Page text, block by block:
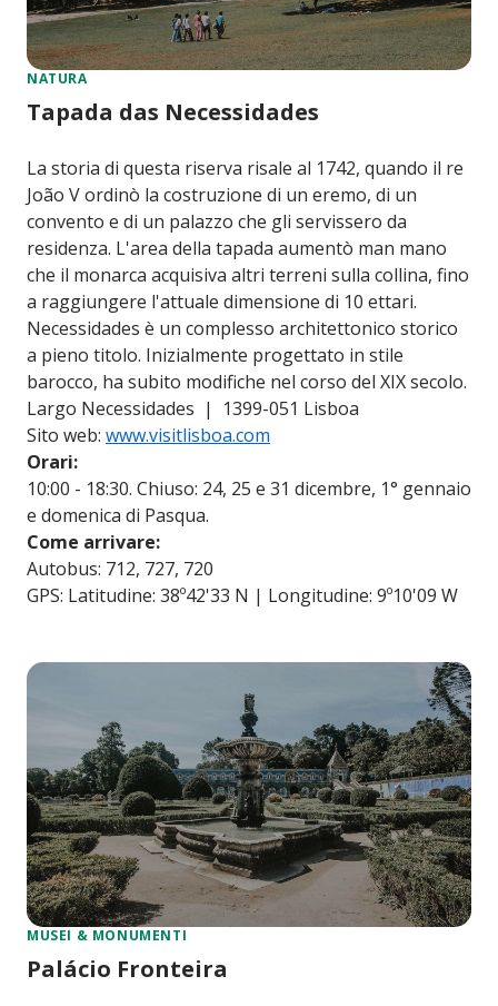
NATURA
Tapada das Necessidades
La storia di questa riserva risale al 1742, quando il re
João V ordinò la costruzione di un eremo, di un
convento e di un palazzo che gli servissero da
residenza. L'area della tapada aumentò man mano
che il monarca acquisiva altri terreni sulla collina, fino
a raggiungere l'attuale dimensione di 10 ettari.
Necessidades è un complesso architettonico storico
a pieno titolo. Inizialmente progettato in stile
barocco, ha subito modifiche nel corso del XIX secolo.
Largo Necessidades | 1399-051 Lisboa
Sito web: www.visitlisboa.com
Orari:
10:00 - 18:30. Chiuso: 24, 25 e 31 dicembre, 1° gennaio
e domenica di Pasqua.
Come arrivare:
Autobus: 712, 727, 720
GPS: Latitudine: 38º42'33 N | Longitudine: 9º10'09 W
MUSEI & MONUMENTI
Palácio Fronteira